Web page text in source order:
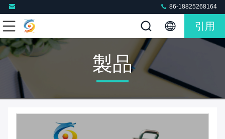
86-18825268164
引用
製品